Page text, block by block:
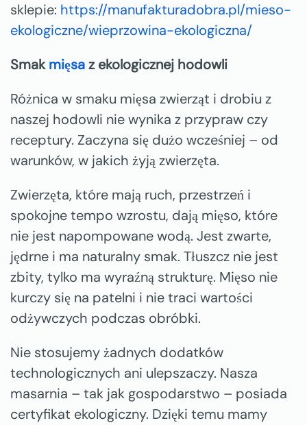
sklepie: https://manufakturadobra.pl/mieso-
ekologiczne/wieprzowina-ekologiczna/
Smakmięsaz ekologicznej hodowli
Różnica w smaku mięsa zwierząt i drobiu z
naszej hodowli nie wynika z przypraw czy
receptury. Zaczyna się dużo wcześniej – od
warunków, w jakich żyją zwierzęta.
Zwierzęta, które mają ruch, przestrzeń i
spokojne tempo wzrostu, dają mięso, które
nie jest napompowane wodą. Jest zwarte,
jędrne i ma naturalny smak. Tłuszcz nie jest
zbity, tylko ma wyraźną strukturę. Mięso nie
kurczy się na patelni i nie traci wartości
odżywczych podczas obróbki.
Nie stosujemy żadnych dodatków
technologicznych ani ulepszaczy. Nasza
masarnia – tak jak gospodarstwo – posiada
certyfikat ekologiczny. Dzięki temu mamy